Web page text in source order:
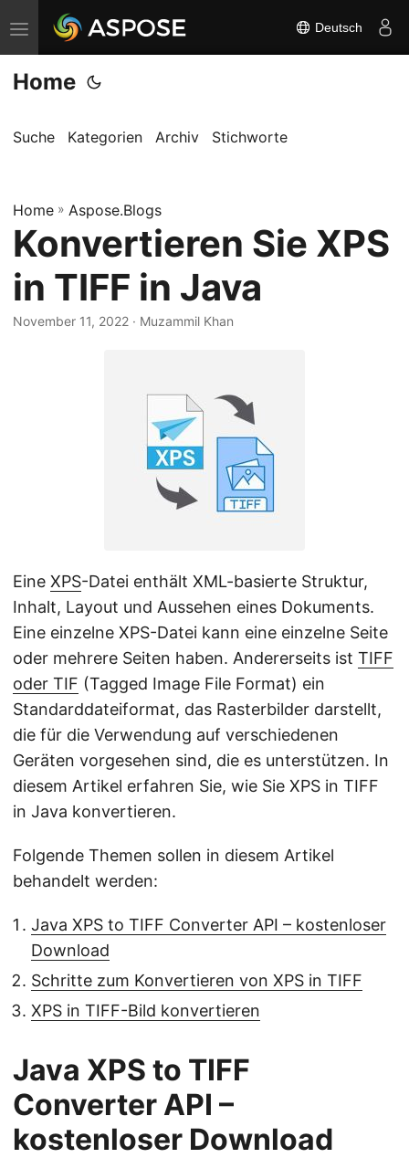
N
a
v
g
i
o
n
u
m
Deutsch
Home
Suche Kategorien Archiv Stichworte
Home » Aspose.Blogs
Konvertieren Sie XPS
in TIFF in Java
November 11, 2022 · Muzammil Khan
Eine XPS-Datei enthält XML-basierte Struktur,
Inhalt, Layout und Aussehen eines Dokuments.
Eine einzelne XPS-Datei kann eine einzelne Seite
oder mehrere Seiten haben. Andererseits ist TIFF
oder TIF (Tagged Image File Format) ein
Standarddateiformat, das Rasterbilder darstellt,
die für die Verwendung auf verschiedenen
Geräten vorgesehen sind, die es unterstützen. In
diesem Artikel erfahren Sie, wie Sie XPS in TIFF
in Java konvertieren.
Folgende Themen sollen in diesem Artikel
behandelt werden:
Java XPS to TIFF Converter API – kostenloser
Download
Schritte zum Konvertieren von XPS in TIFF
XPS in TIFF-Bild konvertieren
Java XPS to TIFF
Converter API –
kostenloser Download